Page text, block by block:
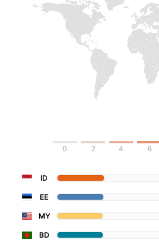
0 2 4 6
ID
EE
MY
BD